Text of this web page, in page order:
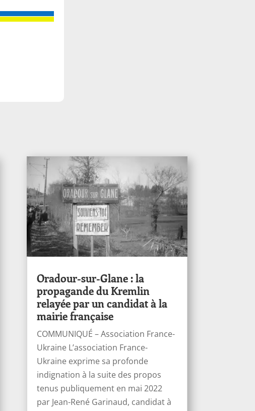
Oradour-sur-Glane : la
propagande du Kremlin
relayée par un candidat à la
mairie française
COMMUNIQUÉ – Association France-
Ukraine L’association France-
Ukraine exprime sa profonde
indignation à la suite des propos
tenus publiquement en mai 2022
par Jean-René Garinaud, candidat à